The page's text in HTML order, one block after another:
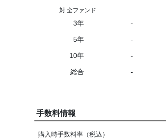
対 全ファンド
3年 -
5年 -
10年 -
総合 -
手数料情報
購入時手数料率（税込）